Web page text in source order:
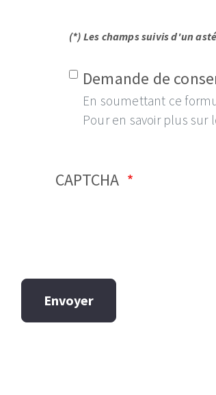
(*) Les champs suivis d'un
Demande de
En soumettant ce
Pour en savoir plus
CAPTCHA
Envoyer